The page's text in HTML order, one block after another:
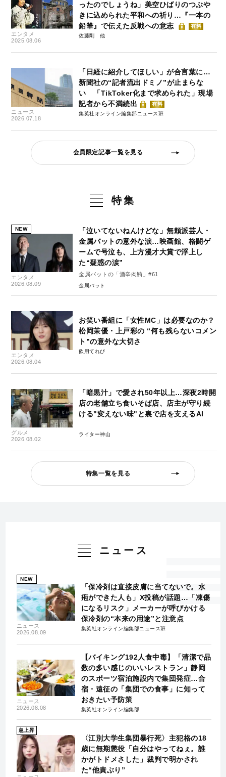
エンタメ
2025.08.06
ったのでしょうね」美空ひばりのつぶや
きに込められた平和への祈り…『一本の
鉛筆』で伝えた反戦への意志
有料
佐藤剛
ニュース
2026.07.18
「日経に紹介してほしい」が合言葉に…
新聞社の“記者流出ドミノ”が止まらな
い 「TikToker化まで求められた」現場
記者から不満続出
有料
集英社オンライン編集部ニュース班
会員限定記事一覧を見る
特集
NEW
エンタメ
2026.08.09
「泣いてないねんけどな」無頼派芸人・
金属バットの意外な涙…映画館、格闘ゲ
ームで号泣も、上方漫才大賞で浮上し
た“疑惑の涙”
金属バットの「酒辛肉鮪」#61
金属バット
エンタメ
2026.08.04
お笑い番組に「女性MC」は必要なのか？
松岡茉優・上戸彩の “何も残らないコメン
ト”の意外な大切さ
飲用てれび
グルメ
2026.08.02
「暗黒汁」で愛され50年以上…深夜2時開
店の老舗立ち食いそば店、店主が守り続
ける"変えない味"と裏で店を支えるAI
ライター神山
特集一覧を見る
ニュース
NEW
ニュース
2026.08.09
「保冷剤は直接皮膚に当てないで。水
疱ができた人も」X投稿が話題…「凍傷
になるリスク」メーカーが呼びかける
保冷剤の“本来の用途”と注意点
集英社オンライン編集部ニュース班
ニュース
2026.08.08
【バイキング192人食中毒】「清潔で品
数の多い感じのいいレストラン」静岡
のスポーツ宿泊施設内で集団発症…合
宿・遠征の「集団での食事」に知って
おきたい予防策
集英社オンライン編集部
急上昇
〈江別大学生集団暴行死〉主犯格の18
歳に無期懲役「自分はやってねぇ。誰
かがトドメさした」裁判で明かされ
た“他責ぶり”